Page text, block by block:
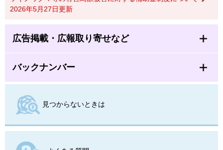
2026年5月27日更新
広告掲載・広報取り寄せなど
バックナンバー
見つからないときは